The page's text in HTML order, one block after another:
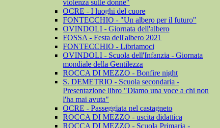
violenza sulle donne"
OCRE - I luoghi del cuore
FONTECCHIO - "Un albero per il futuro"
OVINDOLI - Giornata dell'albero
FOSSA - Festa dell'albero 2021
FONTECCHIO - Libriamoci
OVINDOLI - Scuola dell'Infanzia - Giornata
mondiale della Gentilezza
ROCCA DI MEZZO - Bonfire night
S. DEMETRIO - Scuola secondaria -
Presentazione libro "Diamo una voce a chi non
l'ha mai avuta"
OCRE - Passeggiata nel castagneto
ROCCA DI MEZZO - uscita didattica
ROCCA DI MEZZO - Scuola Primaria -